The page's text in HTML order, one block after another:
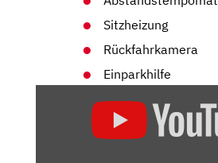
Sitzheizung
Rückfahrkamera
Einparkhilfe